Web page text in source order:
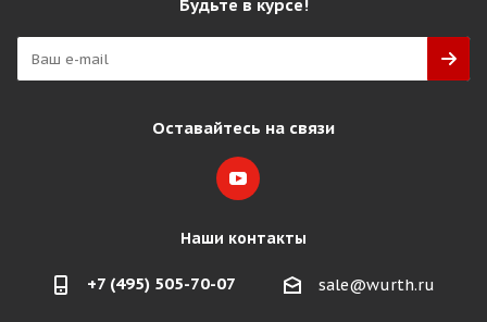
Будьте в курсе!
Оставайтесь на связи
Наши контакты
+7 (495) 505-70-07 sale@wurth.ru